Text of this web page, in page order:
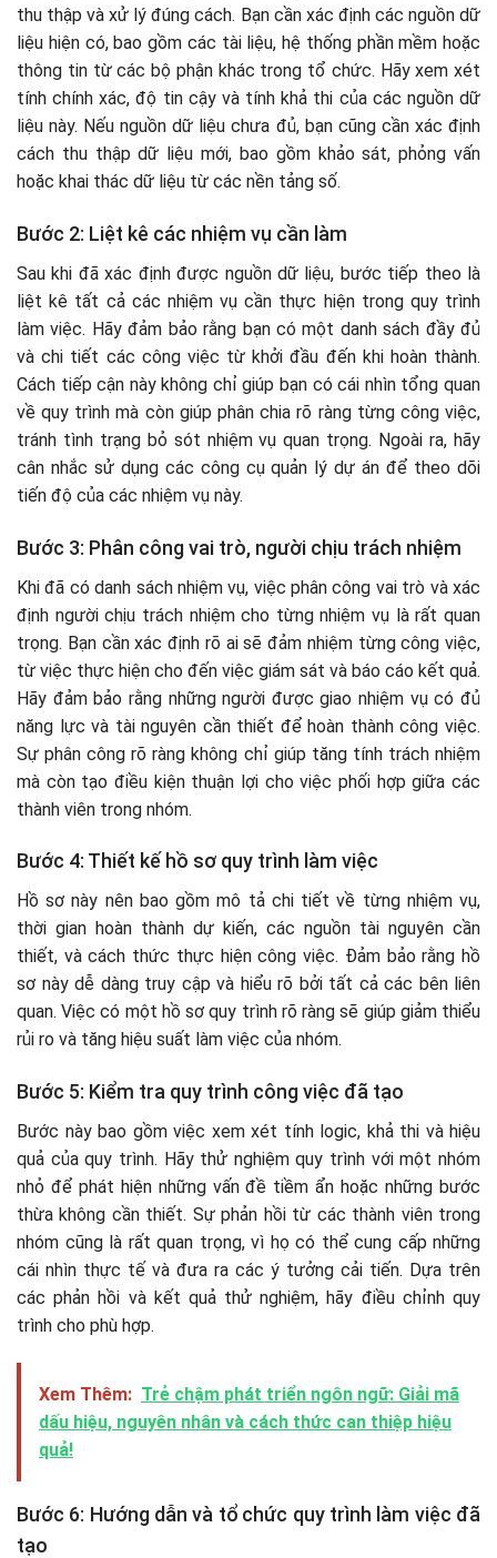
thu thập và xử lý đúng cách. Bạn cần xác định các nguồn dữ
liệu hiện có, bao gồm các tài liệu, hệ thống phần mềm hoặc
thông tin từ các bộ phận khác trong tổ chức. Hãy xem xét
tính chính xác, độ tin cậy và tính khả thi của các nguồn dữ
liệu này. Nếu nguồn dữ liệu chưa đủ, bạn cũng cần xác định
cách thu thập dữ liệu mới, bao gồm khảo sát, phỏng vấn
hoặc khai thác dữ liệu từ các nền tảng số.
Bước 2: Liệt kê các nhiệm vụ cần làm
Sau khi đã xác định được nguồn dữ liệu, bước tiếp theo là
liệt kê tất cả các nhiệm vụ cần thực hiện trong quy trình
làm việc. Hãy đảm bảo rằng bạn có một danh sách đầy đủ
và chi tiết các công việc từ khởi đầu đến khi hoàn thành.
Cách tiếp cận này không chỉ giúp bạn có cái nhìn tổng quan
về quy trình mà còn giúp phân chia rõ ràng từng công việc,
tránh tình trạng bỏ sót nhiệm vụ quan trọng. Ngoài ra, hãy
cân nhắc sử dụng các công cụ quản lý dự án để theo dõi
tiến độ của các nhiệm vụ này.
Bước 3: Phân công vai trò, người chịu trách nhiệm
Khi đã có danh sách nhiệm vụ, việc phân công vai trò và xác
định người chịu trách nhiệm cho từng nhiệm vụ là rất quan
trọng. Bạn cần xác định rõ ai sẽ đảm nhiệm từng công việc,
từ việc thực hiện cho đến việc giám sát và báo cáo kết quả.
Hãy đảm bảo rằng những người được giao nhiệm vụ có đủ
năng lực và tài nguyên cần thiết để hoàn thành công việc.
Sự phân công rõ ràng không chỉ giúp tăng tính trách nhiệm
mà còn tạo điều kiện thuận lợi cho việc phối hợp giữa các
thành viên trong nhóm.
Bước 4: Thiết kế hồ sơ quy trình làm việc
Hồ sơ này nên bao gồm mô tả chi tiết về từng nhiệm vụ,
thời gian hoàn thành dự kiến, các nguồn tài nguyên cần
thiết, và cách thức thực hiện công việc. Đảm bảo rằng hồ
sơ này dễ dàng truy cập và hiểu rõ bởi tất cả các bên liên
quan. Việc có một hồ sơ quy trình rõ ràng sẽ giúp giảm thiểu
rủi ro và tăng hiệu suất làm việc của nhóm.
Bước 5: Kiểm tra quy trình công việc đã tạo
Bước này bao gồm việc xem xét tính logic, khả thi và hiệu
quả của quy trình. Hãy thử nghiệm quy trình với một nhóm
nhỏ để phát hiện những vấn đề tiềm ẩn hoặc những bước
thừa không cần thiết. Sự phản hồi từ các thành viên trong
nhóm cũng là rất quan trọng, vì họ có thể cung cấp những
cái nhìn thực tế và đưa ra các ý tưởng cải tiến. Dựa trên
các phản hồi và kết quả thử nghiệm, hãy điều chỉnh quy
trình cho phù hợp.
Xem Thêm: Trẻ chậm phát triển ngôn ngữ: Giải mã
dấu hiệu, nguyên nhân và cách thức can thiệp hiệu
quả!
Bước 6: Hướng dẫn và tổ chức quy trình làm việc đã
tạo